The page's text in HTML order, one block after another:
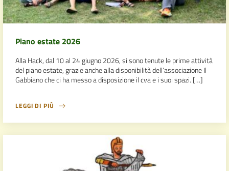
Piano estate 2026
Alla Hack, dal 10 al 24 giugno 2026, si sono tenute le prime attività
del piano estate, grazie anche alla disponibilità dell’associazione Il
Gabbiano che ci ha messo a disposizione il cva e i suoi spazi. […]
LEGGI DI PIÙ